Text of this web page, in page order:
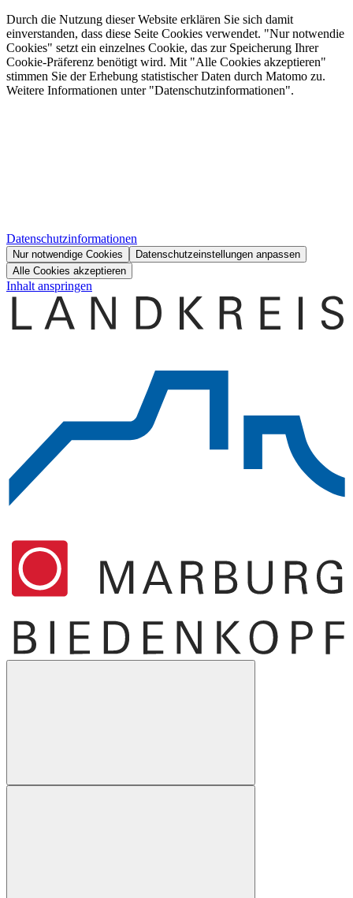
Durch die Nutzung dieser Website erklären Sie sich damit
einverstanden, dass diese Seite Cookies verwendet. "Nur notwendie
Cookies" setzt ein einzelnes Cookie, das zur Speicherung Ihrer
Cookie-Präferenz benötigt wird. Mit "Alle Cookies akzeptieren"
stimmen Sie der Erhebung statistischer Daten durch Matomo zu.
Weitere Informationen unter "Datenschutzinformationen".
Datenschutzinformationen
Nur notwendige Cookies
Datenschutzeinstellungen anpassen
Alle Cookies akzeptieren
Inhalt anspringen